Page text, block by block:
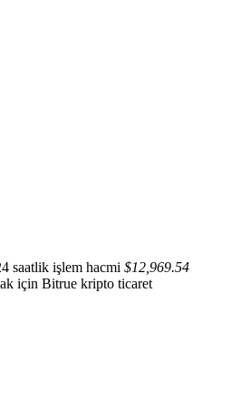
saatlik işlem hacmi $12,969.54
için Bitrue kripto ticaret